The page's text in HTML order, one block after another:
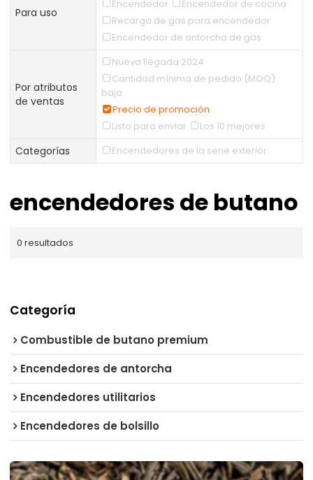
Para uso
Encendedor
Encendedor de cocina
Recarga de gas para encendedor
Encendedor de antorcha de gas
Por atributos
de ventas
Nueva llegada 2024
Cantidad mínima de pedido (MOQ)
baja
Precio de promoción
Listo para enviar
Los 10 mejores
Categorías Encendedores de la serie exterior
encendedores de butano
0 resultados
Categoría
Combustible de butano premium
Encendedores de antorcha
Encendedores utilitarios
Encendedores de bolsillo